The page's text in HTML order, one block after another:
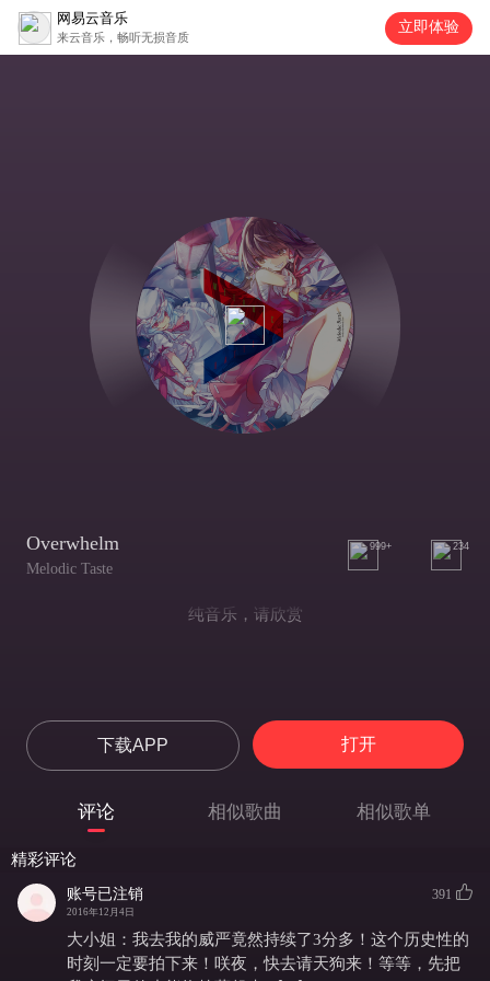
网易云音乐
来云音乐，畅听无损音质
立即体验
Overwhelm
Melodic Taste
999+ 234
纯音乐，请欣赏
下载APP 打开
评论 相似歌曲 相似歌单
精彩评论
账号已注销
2016年12月4日
391
大小姐：我去我的威严竟然持续了3分多！这个历史性的
时刻一定要拍下来！咲夜，快去请天狗来！等等，先把